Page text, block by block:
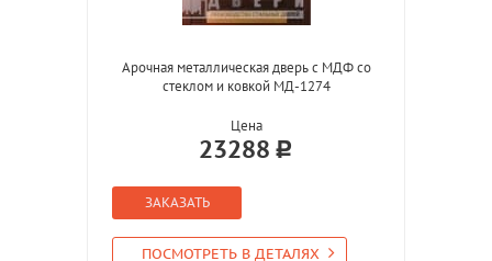
Арочная металлическая дверь с МДФ со
стеклом и ковкой МД-1274
Цена
23288
ЗАКАЗАТЬ
ПОСМОТРЕТЬ В ДЕТАЛЯХ